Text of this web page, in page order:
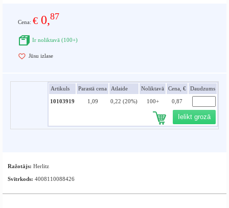
Cena: € 0,87
Ir noliktavā (100+)
Jūsu izlase
Artikuls Parastā cena Atlaide Noliktavā Cena, € Daudzums
10103919 1,09 0,22 (20%) 100+ 0,87
Ielikt grozā
Ražotājs: Herlitz
Svītrkods: 4008110088426